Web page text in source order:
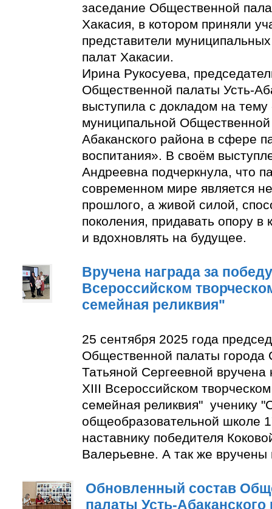
заседание Общественной
Хакасия, в котором приняли
представители
палат Хакасии.
Ирина Рукосуева,
Общественной палаты Усть-
выступила с докладом на
муниципальной
Абаканского района в сфере
воспитания». В своём
Андреевна подчеркнула, что
современном мире является
прошлого, а живой силой,
поколения, придавать опору в
и вдохновлять на будущее.
Вручена награда за
Всероссийском
семейная реликвия"
25 сентября 2025 года
Общественной палаты города
Татьяной Сергеевной вручена
XIII Всероссийском
семейная реликвия" ученику
общеобразовательной школе
наставнику победителя
Валерьевне. А так же вручены
Обновленный состав
палаты Усть-